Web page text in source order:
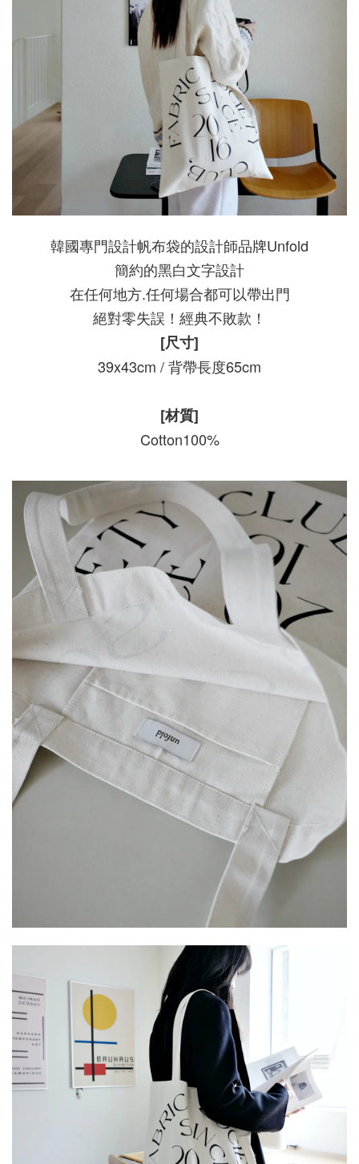
韓國專門設計帆布袋的設計師品牌Unfold
簡約的黑白文字設計
在任何地方.任何場合都可以帶出門
絕對零失誤！經典不敗款！
[尺寸]
39x43cm / 背帶長度65cm
[材質]
Cotton100%